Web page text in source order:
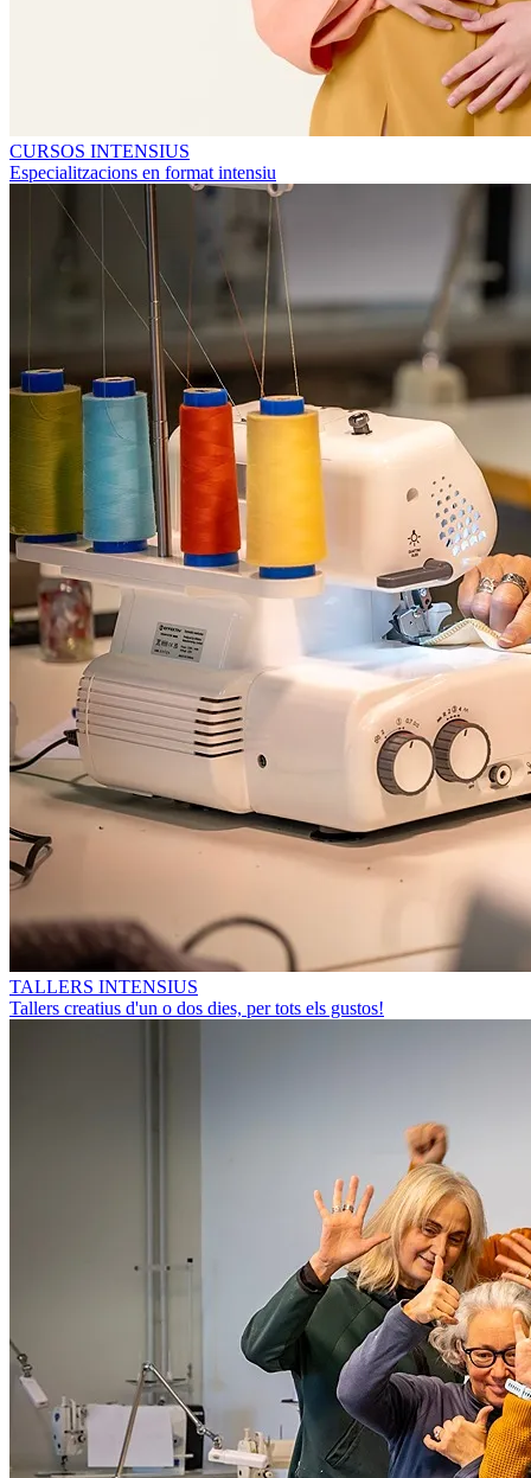
CURSOS INTENSIUS
Especialitzacions en format intensiu
TALLERS INTENSIUS
Tallers creatius d'un o dos dies, per tots els gustos!